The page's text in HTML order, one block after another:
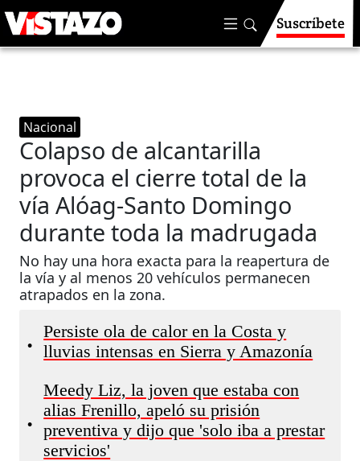
Suscríbete
Nacional
Colapso de alcantarilla
provoca el cierre total de la
vía Alóag-Santo Domingo
durante toda la madrugada
No hay una hora exacta para la reapertura de
la vía y al menos 20 vehículos permanecen
atrapados en la zona.
•
Persiste ola de calor en la Costa y
lluvias intensas en Sierra y Amazonía
•
Meedy Liz, la joven que estaba con
alias Frenillo, apeló su prisión
preventiva y dijo que 'solo iba a prestar
servicios'